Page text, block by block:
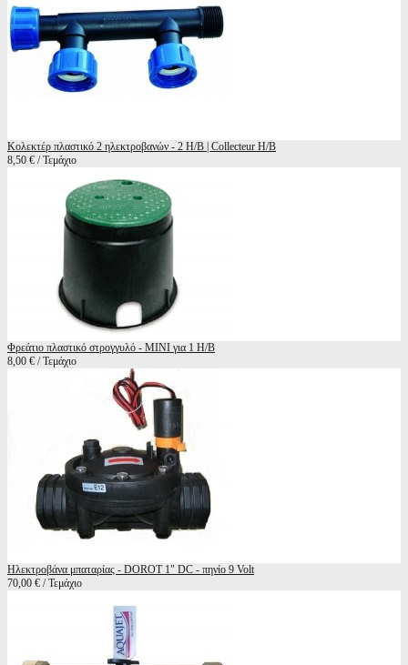
Κολεκτέρ πλαστικό 2 ηλεκτροβανών - 2 Η/Β | Collecteur H/B
8,50 € / Τεμάχιο
Φρεάτιο πλαστικό στρογγυλό - MINI για 1 Η/Β
8,00 € / Τεμάχιο
Ηλεκτροβάνα μπαταρίας - DOROT 1" DC - πηνίο 9 Volt
70,00 € / Τεμάχιο